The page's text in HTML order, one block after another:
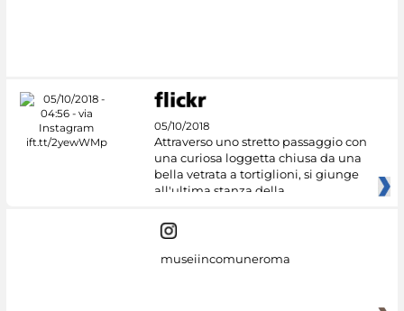
05/10/2018
Attraverso uno stretto passaggio con
una curiosa loggetta chiusa da una
bella vetrata a tortiglioni, si giunge
all'ultima stanza della
museiincomuneroma